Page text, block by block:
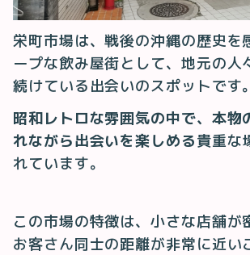
栄町市場は、戦後の沖縄の歴史を
ープな飲み屋街として、地元の人
続けている出会いのスポットです。
昭和レトロな雰囲気の中で、本物
れながら出会いを楽しめる貴重な
れています。
この市場の特徴は、小さな店舗が
お客さん同士の距離が非常に近い